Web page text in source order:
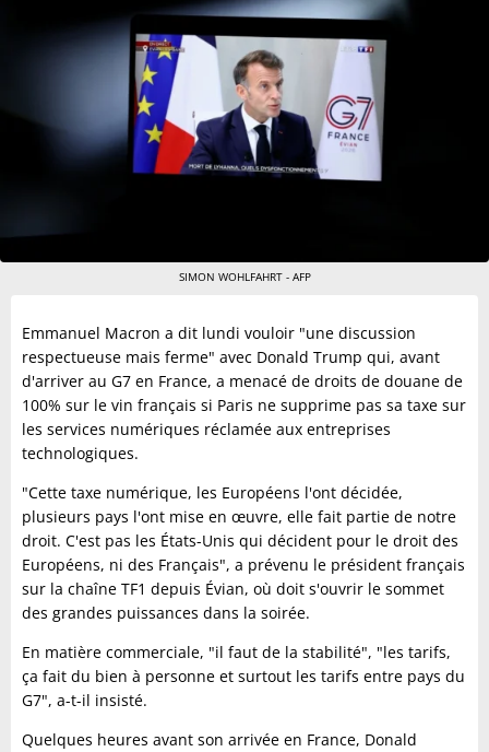
SIMON WOHLFAHRT - AFP
Emmanuel Macron a dit lundi vouloir "une discussion
respectueuse mais ferme" avec Donald Trump qui, avant
d'arriver au G7 en France, a menacé de droits de douane de
100% sur le vin français si Paris ne supprime pas sa taxe sur
les services numériques réclamée aux entreprises
technologiques.
"Cette taxe numérique, les Européens l'ont décidée,
plusieurs pays l'ont mise en œuvre, elle fait partie de notre
droit. C'est pas les États-Unis qui décident pour le droit des
Européens, ni des Français", a prévenu le président français
sur la chaîne TF1 depuis Évian, où doit s'ouvrir le sommet
des grandes puissances dans la soirée.
En matière commerciale, "il faut de la stabilité", "les tarifs,
ça fait du bien à personne et surtout les tarifs entre pays du
G7", a-t-il insisté.
Quelques heures avant son arrivée en France, Donald